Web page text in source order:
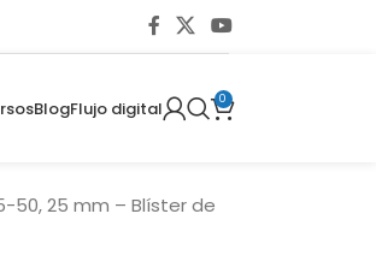
BlogFlujo digital 0
50, 25 mm – Blíster de